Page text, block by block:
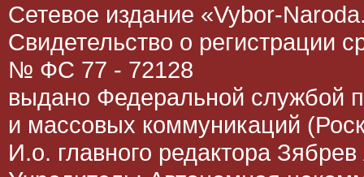
Сетевое издание «Vybor-
Свидетельство о регистрации
№ ФС 77 - 72128
выдано Федеральной службой
и массовых коммуникаций
И.о. главного редактора